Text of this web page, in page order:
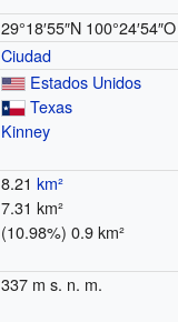
29°18′55″N 100°24′54″O
Ciudad
Estados Unidos
Texas
Kinney
8.21km²
7.31 km²
(10.98%) 0.9 km²
337 m s. n. m.